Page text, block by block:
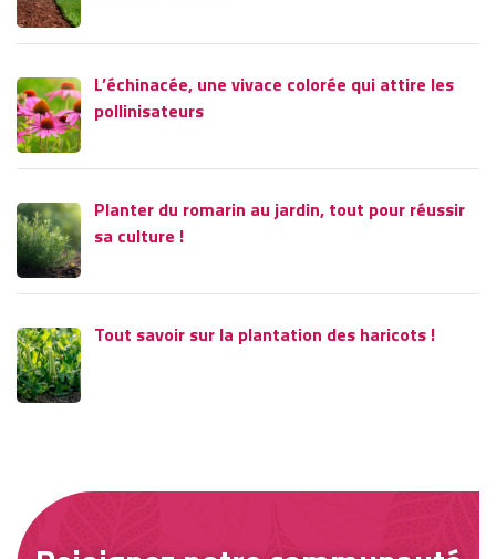
L’échinacée, une vivace colorée qui attire les
pollinisateurs
Planter du romarin au jardin, tout pour réussir
sa culture !
Tout savoir sur la plantation des haricots !